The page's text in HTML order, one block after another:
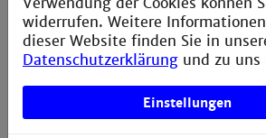
Im Juni 2012 hat der Landtag von
Württemberg die
Studierendenschaft beschlossen.
Studierendenschaft bedeutet, dass
verankerte
Mannheim:Im Januar 2013 fand
widerrufen. Weitere
dieser Website finden Sie in
Datenschutzerklärung und zu uns
Einstellungen